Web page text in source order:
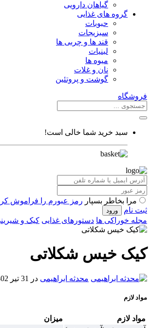
گیاهان دارویی
گروه های غذایی
حبوبات
سبزیجات
قند ها و چربی ها
لبنیات
میوه ها
نان و غلات
گوشت و پروتئین
فروشگاه
سبد خرید شما خالی است!
مرا بخاطر بسپار رمز عبورم را فراموش
ثبت نام
مجله خوراکی ها دستورهای غذایی کیک و
کیک خیس شکلاتی
محدثه ابراهیمی در 31 تیر 1402
مواد لازم
مواد لازم
میزان